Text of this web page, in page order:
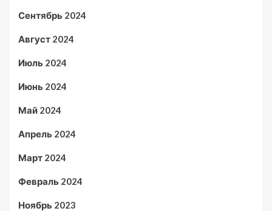
Сентябрь 2024
Август 2024
Июль 2024
Июнь 2024
Май 2024
Апрель 2024
Март 2024
Февраль 2024
Ноябрь 2023